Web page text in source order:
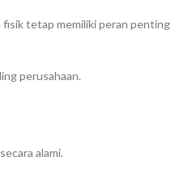
fisik tetap memiliki peran penting
perusahaan.
alami.